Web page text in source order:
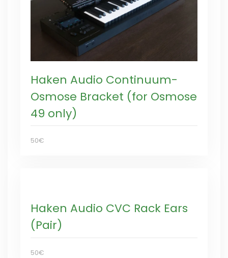
Haken Audio Continuum-
Osmose Bracket (for Osmose
49 only)
50€
Haken Audio CVC Rack Ears
(Pair)
50€